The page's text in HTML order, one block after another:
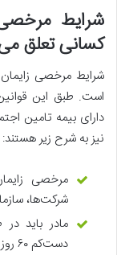
شرایط
کسانی تعلق
شرایط مرخصی
است. طبق این
دارای بیمه تامین
نیز به شرح زیر هستند:
مرخصی
شرکت‌ها،
مادر باید
دست‌کم ۶۰ روز سابقه پرداخت حق بیمه داشته باشد.